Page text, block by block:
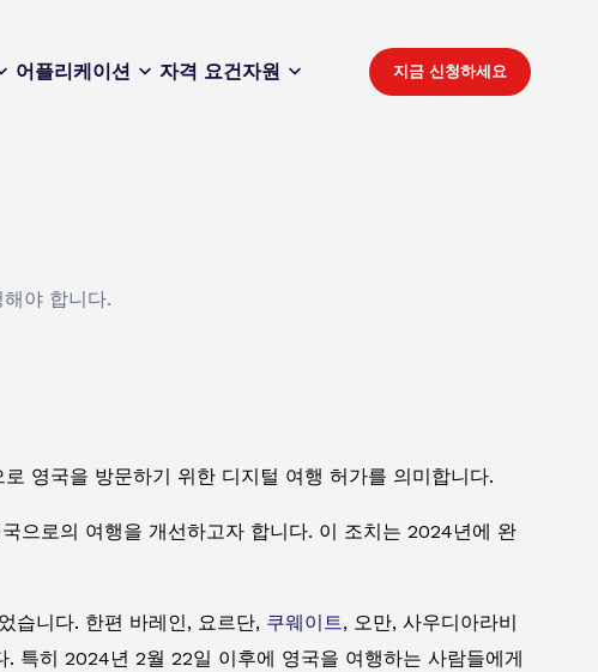
어플리케이션 자격 요건자원 지금 신청하세요
야 합니다.
영국을 방문하기 위한 디지털 여행 허가를 의미합니다.
으로의 여행을 개선하고자 합니다. 이 조치는 2024년에 완
습니다. 한편 바레인, 요르단, 쿠웨이트, 오만, 사우디아라비
특히 2024년 2월 22일 이후에 영국을 여행하는 사람들에게